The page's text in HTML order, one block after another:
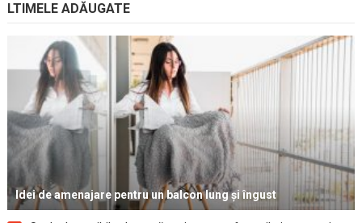
LTIMELE ADĂUGATE
Idei de amenajare pentru un balcon lung și îngust